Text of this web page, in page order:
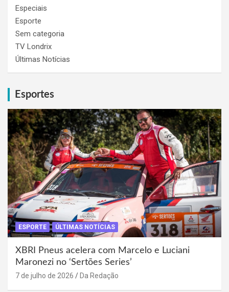
Especiais
Esporte
Sem categoria
TV Londrix
Últimas Notícias
Esportes
ESPORTE ÚLTIMAS NOTÍCIAS
XBRI Pneus acelera com Marcelo e Luciani
Maronezi no ‘Sertões Series’
7 de julho de 2026 Da Redação